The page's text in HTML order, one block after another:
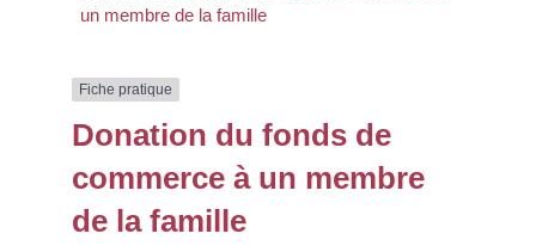
un membre de la famille
Fiche pratique
Donation du fonds de
commerce à un membre
de la famille